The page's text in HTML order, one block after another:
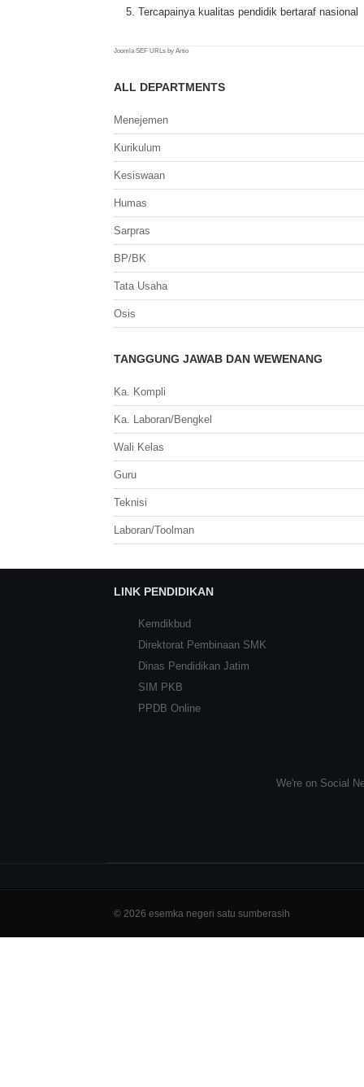
Tercapainya kualitas pendidik bertaraf nasional
Joomla SEF URLs by Artio
ALL DEPARTMENTS
Menejemen
Kurikulum
Kesiswaan
Humas
Sarpras
BP/BK
Tata Usaha
Osis
TANGGUNG JAWAB DAN WEWENANG
Ka. Kompli
Ka. Laboran/Bengkel
Wali Kelas
Guru
Teknisi
Laboran/Toolman
LINK PENDIDIKAN
Kemdikbud
Direktorat Pembinaan SMK
Dinas Pendidikan Jatim
SIM PKB
PPDB Online
We're on Social
© 2026 esemka negeri satu sumberasih